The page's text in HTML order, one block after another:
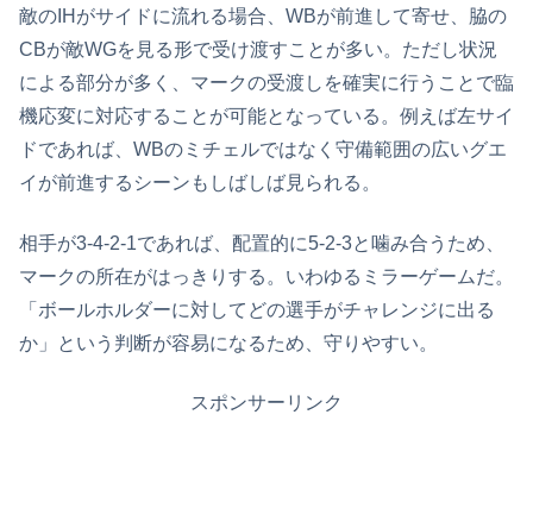
敵のIHがサイドに流れる場合、WBが前進して寄せ、脇の
CBが敵WGを見る形で受け渡すことが多い。ただし状況
による部分が多く、マークの受渡しを確実に行うことで臨
機応変に対応することが可能となっている。例えば左サイ
ドであれば、WBのミチェルではなく守備範囲の広いグエ
イが前進するシーンもしばしば見られる。
相手が3-4-2-1であれば、配置的に5-2-3と噛み合うため、
マークの所在がはっきりする。いわゆるミラーゲームだ。
「ボールホルダーに対してどの選手がチャレンジに出る
か」という判断が容易になるため、守りやすい。
スポンサーリンク